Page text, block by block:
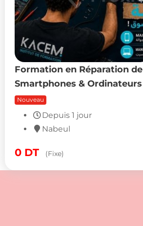
Formation en Réparation de
Smartphones & Ordinateurs
Nouveau
Depuis 1 jour
Nabeul
0 DT (Fixe)